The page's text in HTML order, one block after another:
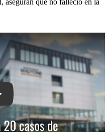
aseguran que no falleció en la
Sanatorio Mautone lleva 20